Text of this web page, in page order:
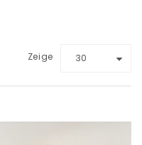
Zeige 30